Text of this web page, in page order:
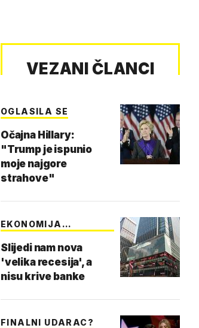
VEZANI ČLANCI
OGLASILA SE
Očajna Hillary:
"Trump je ispunio
moje najgore
strahove"
EKONOMIJA
Slijedi nam nova
'velika recesija', a
nisu krive banke
FINALNI UDARAC?